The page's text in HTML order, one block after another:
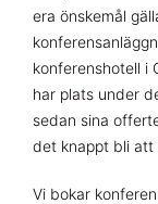
era önskemål
konferenshotell i
har plats under
sedan sina
det knappt bli att
Vi bokar